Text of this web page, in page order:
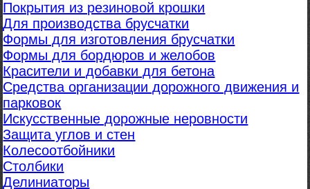
Покрытия из резиновой крошки
Для производства брусчатки
Формы для изготовления брусчатки
Формы для бордюров и желобов
Красители и добавки для бетона
Средства организации дорожного движения и
парковок
Искусственные дорожные неровности
Защита углов и стен
Колесоотбойники
Столбики
Делиниаторы